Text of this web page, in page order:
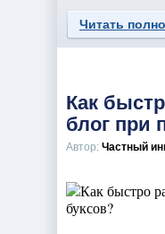
Читать
Как
блог при
Автор: Частный